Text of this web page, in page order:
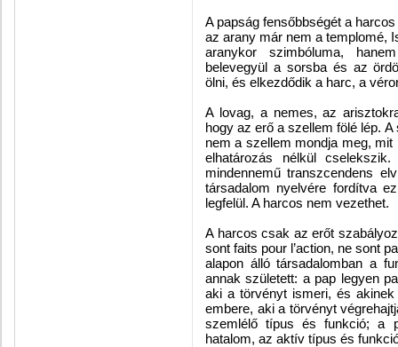
A papság fensőbbségét a
az arany már nem a templomé,
aranykor szimbóluma,
belevegyül a sorsba és az
ölni, és elkezdődik a harc, a
A lovag, a nemes, az
hogy az erő a szellem fölé lép.
nem a szellem mondja meg,
elhatározás nélkül
mindennemű transzcendens
társadalom nyelvére fordítva
legfelül. A harcos nem vezethet.
A harcos csak az erőt
sont faits pour l’action, ne sont
alapon álló társadalomban a
annak született: a pap legyen
aki a törvényt ismeri, és
embere, aki a törvényt
szemlélő típus és funkció; a
hatalom, az aktív típus és